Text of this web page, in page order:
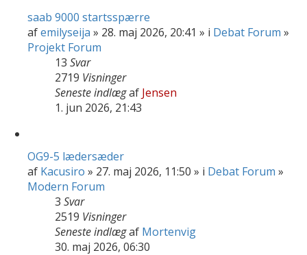
saab 9000 startsspærre
afemilyseija » 28. maj 2026, 20:41 » i Debat Forum »
Projekt Forum
13 Svar
2719 Visninger
Seneste indlægaf Jensen
1. jun 2026, 21:43
OG9-5 lædersæder
af Kacusiro » 27. maj 2026, 11:50 » i Debat Forum »
Modern Forum
3 Svar
2519 Visninger
Seneste indlægaf Mortenvig
30. maj 2026, 06:30